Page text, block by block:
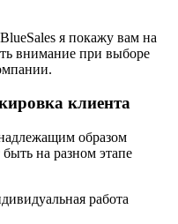
я покажу вам на
внимание при выборе
клиента
образом
на разном этапе
работа